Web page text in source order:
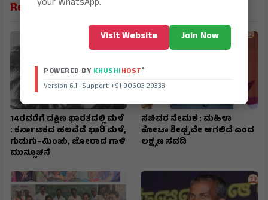
Related News
14ರವರೆಗೆ ದಕ್ಷಿಣ ಭಾರತದಲ್ಲಿ ಮಳೆ
: ಕರ್ನಾಟಕದ ಹಲವೆಡೆ ಭಾರಿ ಮಳೆ,
ಗುಡುಗು–ಮಿಂಚು, ಜೋರಾದ ಗಾಳಿ
ಮುನ್ಸೂಚನೆ
ಸಚಿವರ ನೇಮಕ : ಮಹಿಳಾ
ಕೋಟಾ ಶೀಘ್ರವೇ ಆಗಲಿದೆ ಎಂದ
ಲಕ್ಷ್ಮಣ ಸವದಿ
Visit Website Join Now
POWERED BY KHUSHIHOST®
Version 6.1 | Support +91 90603 29333